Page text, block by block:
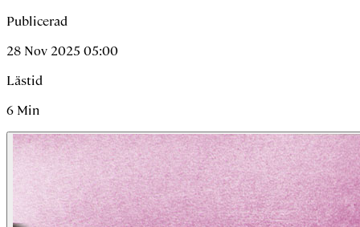
Publicerad
28 Nov 2025 05:00
Lästid
6 Min